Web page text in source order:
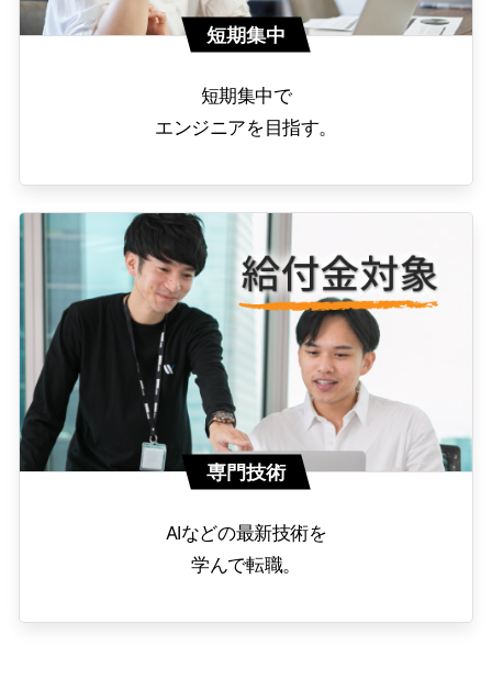
短期集中
短期集中で
エンジニアを目指す。
専門技術
AIなどの最新技術を
学んで転職。